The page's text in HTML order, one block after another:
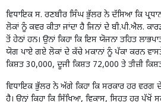
ਵਿਧਾਇਕ ਸ. ਰਣਬੀਰ ਸਿੰਘ ਭੁੱਲਰ ਨੇ ਦੱਸਿਆ ਕਿ
ਲੋਕਾਂ ਨੂੰ ਕਵਰ ਕੀਤਾ ਜਾਂਦਾ ਹੈ ਜਿਨਾਂ ਦੇ ਬੀ.ਪੀ.ਐਲ.
ਤੋਂ ਹੇਠਾਂ ਹਨ। ਉਨਾਂ ਕਿਹਾ ਕਿ ਇਸ ਯੋਜਨਾ ਤਹਿਤ
ਯੋਗ ਪਾਏ ਗਏ ਲੋਕਾਂ ਦੇ ਕੱਚੇ ਮਕਾਨਾਂ ਨੂੰ ਪੱਕਾ ਕਰਨ
ਕਿਸ਼ਤ 30,000, ਦੂਜੀ ਕਿਸ਼ਤ 72,000 ਤੇ ਤੀਜ਼ੀ
ਵਿਧਾਇਕ ਭੁੱਲਰ ਨੇ ਅੱਗੇ ਕਿਹਾ ਕਿ ਸਰਕਾਰ ਹਰ
ਹੈ। ਉਨ੍ਹਾਂ ਕਿਹਾ ਕਿ ਸਿੱਖਿਆ, ਵਿਕਾਸ, ਸਿਹਤ ਹਰ